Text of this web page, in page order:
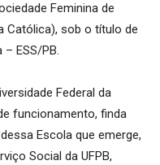
Feminina de
Católica), sob o título de
– ESS/PB.
Federal da
funcionamento, finda
Escola que emerge,
Social da UFPB,